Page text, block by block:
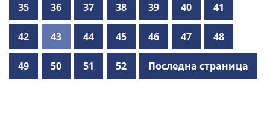
35 36 37 38 39 40 41
42 43 44 45 46 47 48
49 50 51 52 Последна страница